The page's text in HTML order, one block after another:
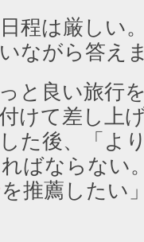
日程は厳しい
ながら答え
と良い旅行
けて差し上
た後、「よ
ばならない
を推薦したい